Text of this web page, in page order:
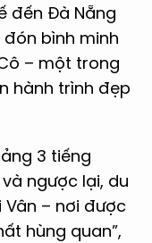
đến Đà Nẵng
bình minh
– một trong
hành trình đẹp
3 tiếng
ngược lại, du
– nơi được
hùng quan”,